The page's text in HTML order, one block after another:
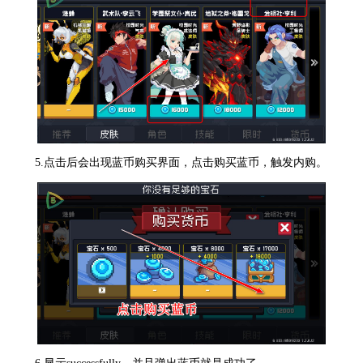
5.点击后会出现蓝币购买界面，点击购买蓝币，触发内购。